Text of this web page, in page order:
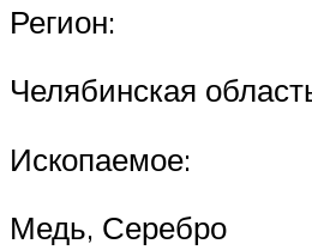
Регион:
Челябинская
Ископаемое:
Медь, Серебро